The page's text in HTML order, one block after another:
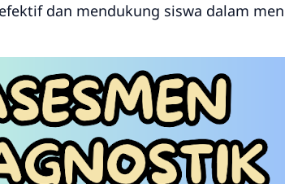
dan mendukung siswa dalam